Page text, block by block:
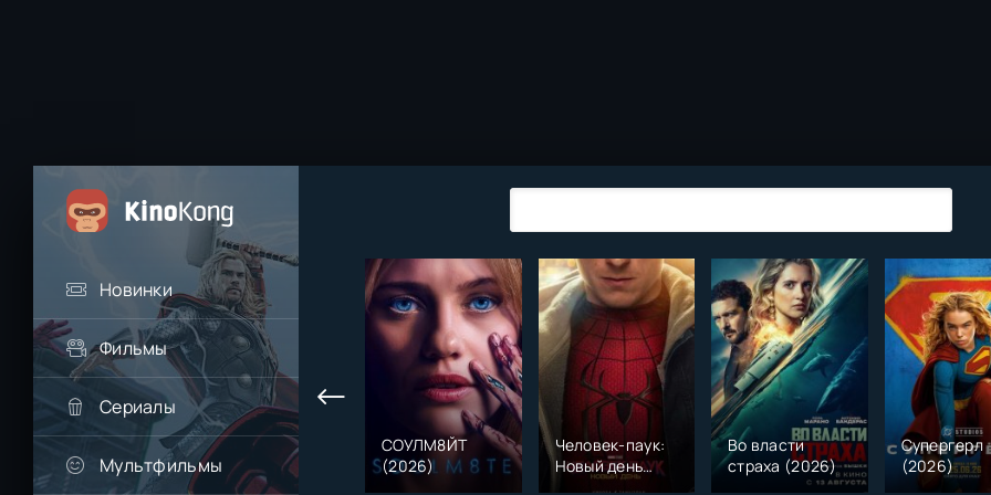
Новинки
Фильмы
Сериалы
Мультфильмы
СОУЛМ8ЙТ
(2026)
Человек-паук:
Новый день
(2026)
Во власти
страха (2026)
Супергерл
(2026)